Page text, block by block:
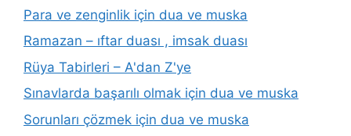
Para ve zenginlik için dua ve muska
Ramazan – ıftar duası , imsak duası
Rüya Tabirleri – A'dan Z'ye
Sınavlarda başarılı olmak için dua ve muska
Sorunları çözmek için dua ve muska